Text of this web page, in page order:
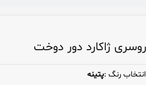
روسری ژاکارد دور دوخت
انتخاب رنگ :پتینه